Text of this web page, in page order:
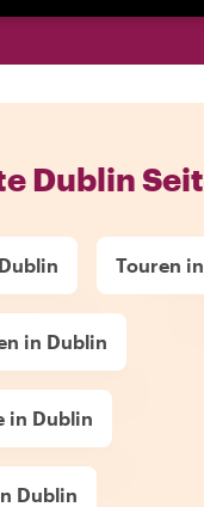
Dublin
Touren
in Dublin
in Dublin
Dublin